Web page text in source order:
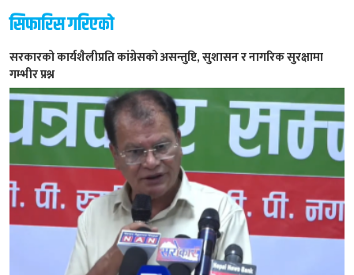
सिफारिस गरिएको
सरकारको कार्यशैलीप्रति कांग्रेसको असन्तुष्टि, सुशासन र नागरिक सुरक्षामा
गम्भीर प्रश्न